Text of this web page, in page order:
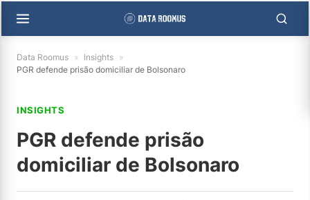
Data Roomus » Insights »
PGR defende prisão domiciliar de Bolsonaro
INSIGHTS
PGR defende prisão
domiciliar de Bolsonaro